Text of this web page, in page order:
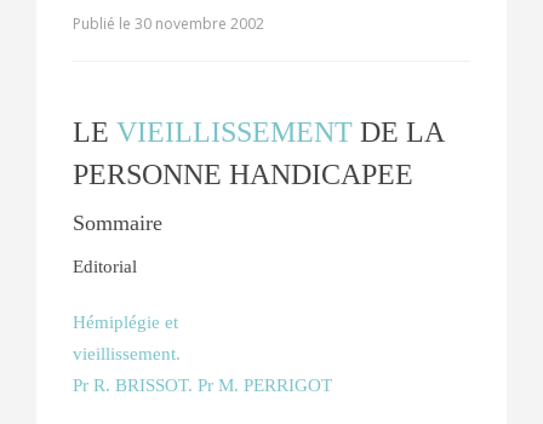
Publié le 30 novembre 2002
LE VIEILLISSEMENT DE LA
PERSONNE HANDICAPEE
Sommaire
Editorial
Hémiplégie et
vieillissement.
Pr R. BRISSOT. Pr M. PERRIGOT